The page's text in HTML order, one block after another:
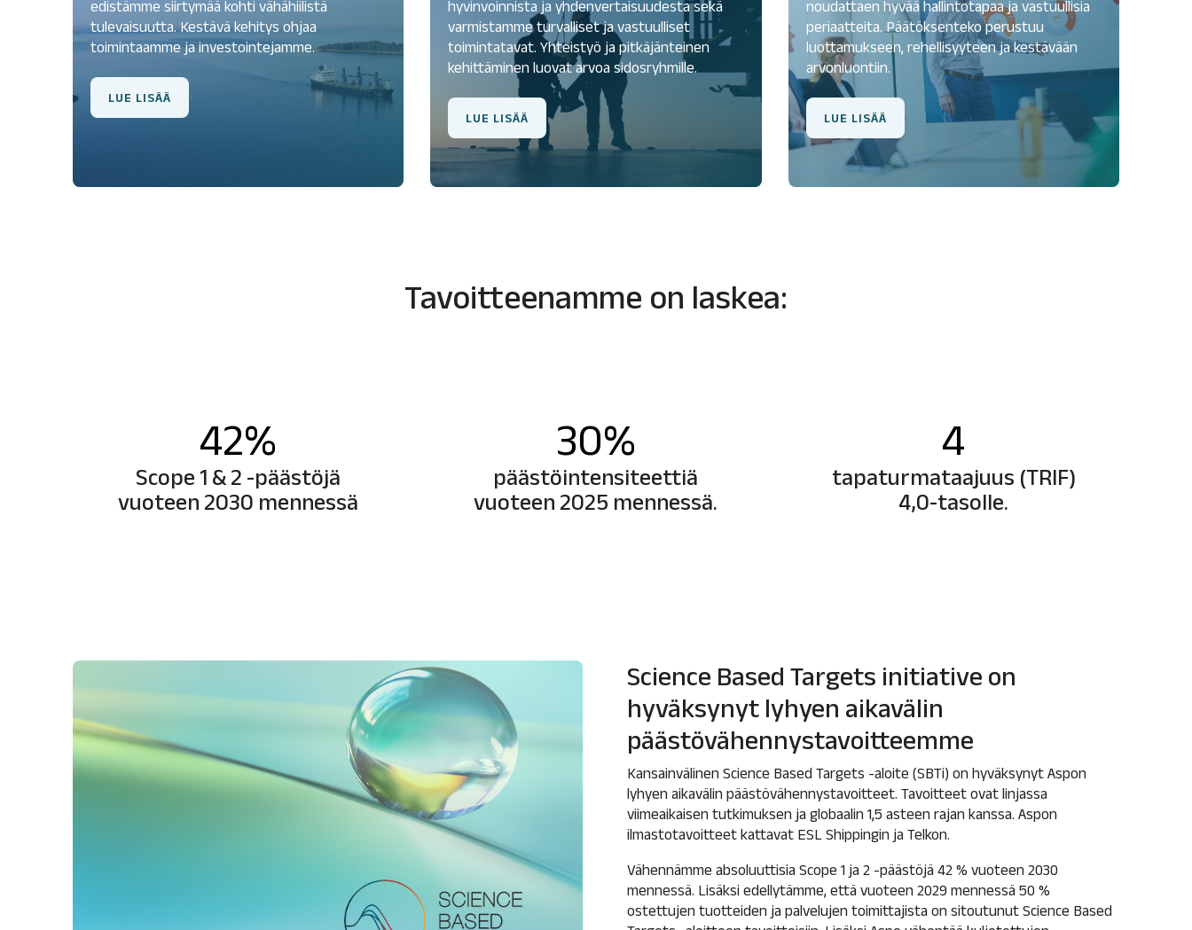
edistämme siirtymää kohti vähähiilistä
tulevaisuutta. Kestävä kehitys ohjaa
toimintaamme ja investointejamme.
LUE LISÄÄ
hyvinvoinnista ja yhdenvertaisuudesta sekä
varmistamme turvalliset ja vastuulliset
toimintatavat. Yhteistyö ja pitkäjänteinen
kehittäminen luovat arvoa sidosryhmille.
LUE LISÄÄ
noudattaen hyvää hallintotapaa ja vastuullisia
periaatteita. Päätöksenteko perustuu
luottamukseen, rehellisyyteen ja kestävään
arvonluontiin.
LUE LISÄÄ
Tavoitteenamme on laskea:
42%
Scope 1 & 2 -päästöjä
vuoteen 2030 mennessä
30%
päästöintensiteettiä
vuoteen 2025 mennessä.
4
tapaturmataajuus (TRIF)
4,0-tasolle.
Science Based Targets initiative on
hyväksynyt lyhyen aikavälin
päästövähennystavoitteemme
Kansainvälinen Science Based Targets -aloite (SBTi) on hyväksynyt Aspon
lyhyen aikavälin päästövähennystavoitteet. Tavoitteet ovat linjassa
viimeaikaisen tutkimuksen ja globaalin 1,5 asteen rajan kanssa. Aspon
ilmastotavoitteet kattavat ESL Shippingin ja Telkon.
Vähennämme absoluuttisia Scope 1 ja 2 -päästöjä 42 % vuoteen 2030
mennessä. Lisäksi edellytämme, että vuoteen 2029 mennessä 50 %
ostettujen tuotteiden ja palvelujen toimittajista on sitoutunut Science Based